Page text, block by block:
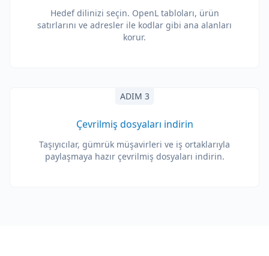
Hedef dilinizi seçin. OpenL tabloları, ürün
satırlarını ve adresler ile kodlar gibi ana alanları
korur.
ADIM 3
Çevrilmiş dosyaları indirin
Taşıyıcılar, gümrük müşavirleri ve iş ortaklarıyla
paylaşmaya hazır çevrilmiş dosyaları indirin.